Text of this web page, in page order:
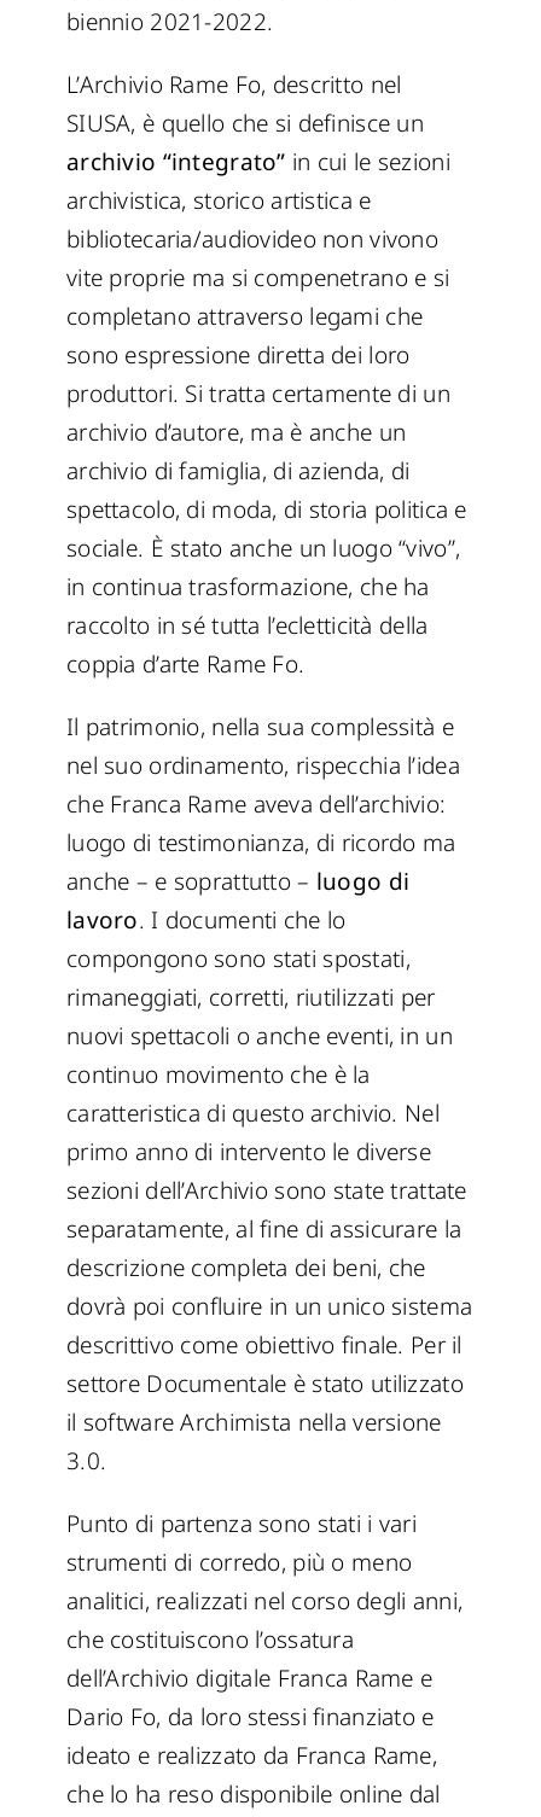
biennio 2021-2022.
L’Archivio Rame Fo, descritto nel
SIUSA, è quello che si definisce un
archivio “integrato” in cui le sezioni
archivistica, storico artistica e
bibliotecaria/audiovideo non vivono
vite proprie ma si compenetrano e si
completano attraverso legami che
sono espressione diretta dei loro
produttori. Si tratta certamente di un
archivio d’autore, ma è anche un
archivio di famiglia, di azienda, di
spettacolo, di moda, di storia politica e
sociale. È stato anche un luogo “vivo”,
in continua trasformazione, che ha
raccolto in sé tutta l’ecletticità della
coppia d’arte Rame Fo.
Il patrimonio, nella sua complessità e
nel suo ordinamento, rispecchia l’idea
che Franca Rame aveva dell’archivio:
luogo di testimonianza, di ricordo ma
anche – e soprattutto – luogo di
lavoro. I documenti che lo
compongono sono stati spostati,
rimaneggiati, corretti, riutilizzati per
nuovi spettacoli o anche eventi, in un
continuo movimento che è la
caratteristica di questo archivio. Nel
primo anno di intervento le diverse
sezioni dell’Archivio sono state trattate
separatamente, al fine di assicurare la
descrizione completa dei beni, che
dovrà poi confluire in un unico sistema
descrittivo come obiettivo finale. Per il
settore Documentale è stato utilizzato
il software Archimista nella versione
3.0.
Punto di partenza sono stati i vari
strumenti di corredo, più o meno
analitici, realizzati nel corso degli anni,
che costituiscono l’ossatura
dell’Archivio digitale Franca Rame e
Dario Fo, da loro stessi finanziato e
ideato e realizzato da Franca Rame,
che lo ha reso disponibile online dal